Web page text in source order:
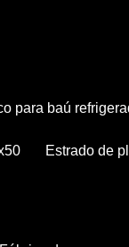
para baú
estrado de